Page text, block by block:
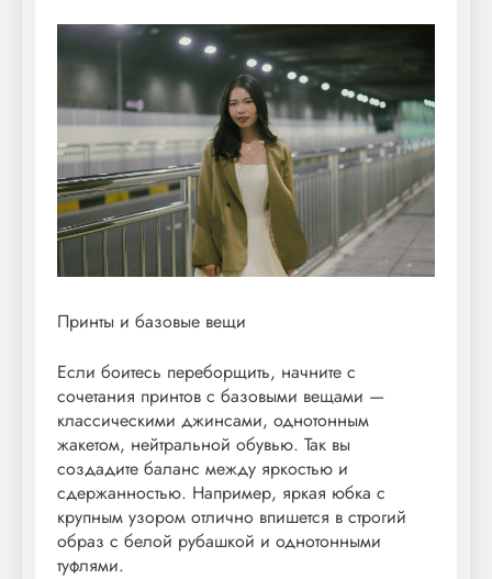
Принты и базовые вещи
Если боитесь переборщить, начните с
сочетания принтов с базовыми вещами —
классическими джинсами, однотонным
жакетом, нейтральной обувью. Так вы
создадите баланс между яркостью и
сдержанностью. Например, яркая юбка с
крупным узором отлично впишется в строгий
образ с белой рубашкой и однотонными
туфлями.